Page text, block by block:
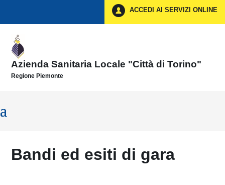
ACCEDI AI SERVIZI ONLINE
Azienda Sanitaria Locale "Città di Torino"
Regione Piemonte
Bandi ed esiti di gara